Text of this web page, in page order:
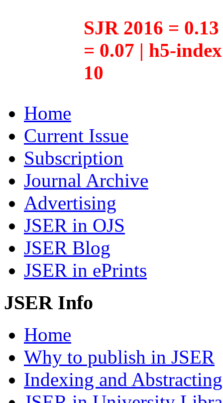
SJR 2016 =
= 0.07 | h5-
10
Home
Current Issue
Subscription
Journal Archive
Advertising
JSER in OJS
JSER Blog
JSER in ePrints
JSER Info
Home
Why to publish in JSER
Indexing and Abstracting